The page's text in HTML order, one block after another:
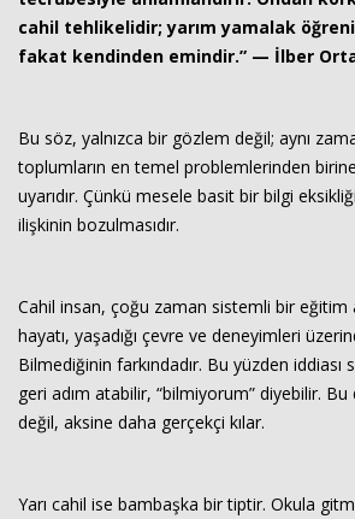
cahil tehlikelidir; yarım yamalak
fakat kendinden emindir.” — İlber
Bu söz, yalnızca bir gözlem değil; aynı
toplumların en temel problemlerinden
uyarıdır. Çünkü mesele basit bir bilgi
ilişkinin bozulmasıdır.
Cahil insan, çoğu zaman sistemli bir eğitim
hayatı, yaşadığı çevre ve deneyimleri
Bilmediğinin farkındadır. Bu yüzden iddiası
geri adım atabilir, “bilmiyorum” diyebilir.
değil, aksine daha gerçekçi kılar.
Yarı cahil ise bambaşka bir tiptir. Okula